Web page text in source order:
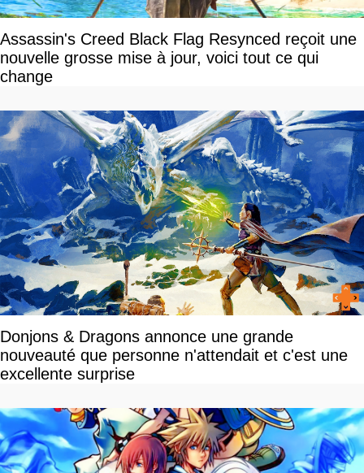
Assassin's Creed Black Flag Resynced reçoit une
nouvelle grosse mise à jour, voici tout ce qui
change
Donjons & Dragons annonce une grande
nouveauté que personne n'attendait et c'est une
excellente surprise